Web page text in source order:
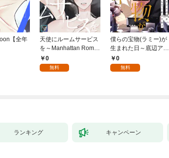
【全年
天使にルームサービス
を～Manhattan Roma
nce【全年齢版】(1)
0
無料
僕らの宝物(ラミー)が
生まれた日～底辺アイ
ドルの僕を、また愛し
てくれますか？(1)
0
無料
ランキング キャンペーン